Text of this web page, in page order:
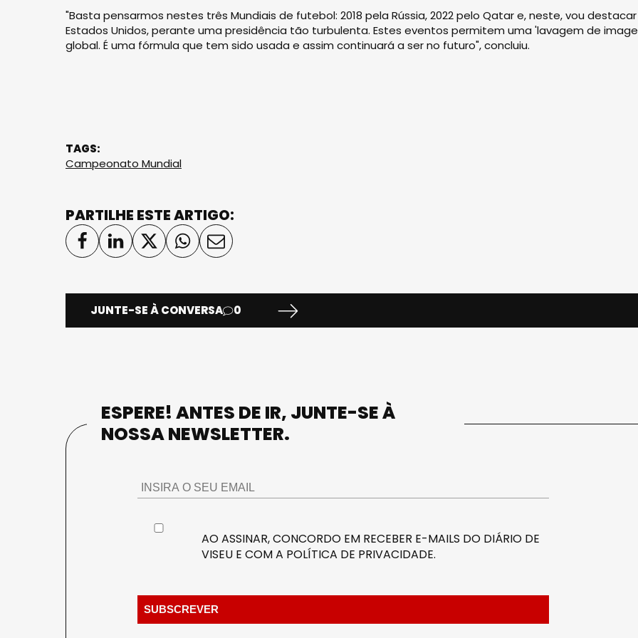
"Basta pensarmos nestes três Mundiais de futebol: 2018 pela Rússia, 2022 pelo Qatar e, neste, vou
Estados Unidos, perante uma presidência tão turbulenta. Estes eventos permitem uma 'lavagem de
global. É uma fórmula que tem sido usada e assim continuará a ser no futuro", concluiu.
TAGS:
Campeonato Mundial
PARTILHE ESTE ARTIGO:
JUNTE-SE À CONVERSA 0
ESPERE! ANTES DE IR, JUNTE-SE À
NOSSA NEWSLETTER.
AO ASSINAR, CONCORDO EM RECEBER E-MAILS DO DIÁRIO DE
VISEU E COM A POLÍTICA DE PRIVACIDADE.